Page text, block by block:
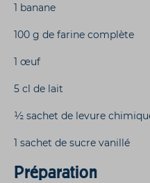
1 banane
100 g de farine complète
1 œuf
5 cl de lait
½ sachet de levure
1 sachet de sucre vanillé
Préparation